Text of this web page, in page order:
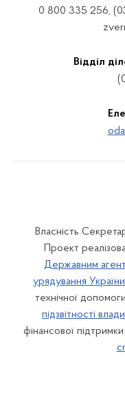
0 800 335 256,
Відділ
Власність
Проект
Державним
урядування України
технічної допомоги
підзвітності
фінансової підтримки